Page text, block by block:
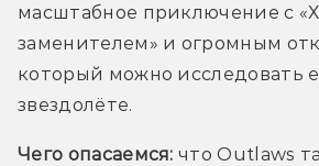
масштабное приключение с
заменителем» и огромным
который можно исследовать
звездолёте.
Чего опасаемся: что Outlaws